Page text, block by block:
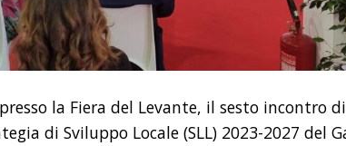
la Fiera del Levante, il sesto incontro
di Sviluppo Locale (SLL) 2023-2027 del